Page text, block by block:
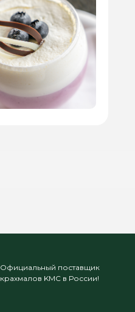
Официальный поставщик
крахмалов KMC в России!